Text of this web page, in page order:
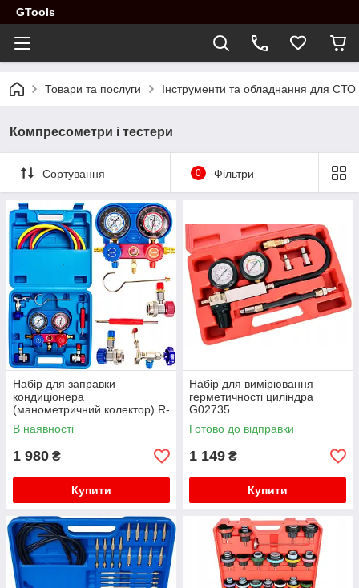
GTools
Товари та послуги Інструменти та обладнання для СТО
Компресометри і тестери
Сортування 0 Фільтри
Набір для заправки
кондиціонера
(манометричний колектор) R-
134a F06161
В наявності
1 980 ₴
Купити
Набір для вимірювання
герметичності циліндра
G02735
Готово до відправки
1 149 ₴
Купити